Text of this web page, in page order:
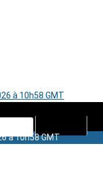
à 10h58 GMT
à 10h58 GMT